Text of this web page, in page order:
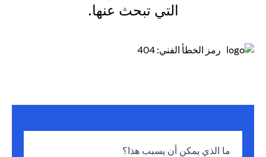
التي تبحث عنها.
رمز الخطأ الفني: 404
ما الذي يمكن أن يسبب هذا؟